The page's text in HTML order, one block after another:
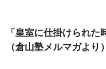
シ
ョ
「皇室に仕掛けられ
（倉山塾メルマガよ